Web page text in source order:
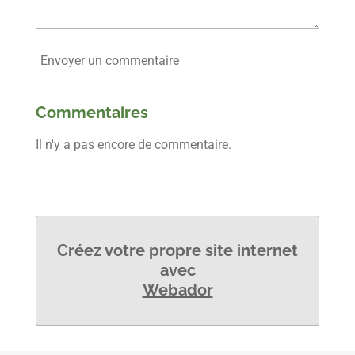
Envoyer un commentaire
Commentaires
Il n'y a pas encore de commentaire.
Créez votre propre site internet
avec
Webador